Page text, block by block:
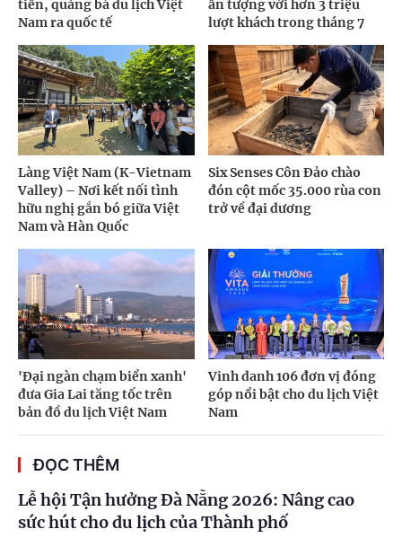
tiến, quảng bá du lịch Việt
Nam ra quốc tế
ấn tượng với hơn 3 triệu
lượt khách trong tháng 7
Làng Việt Nam (K-Vietnam
Valley) – Nơi kết nối tình
hữu nghị gắn bó giữa Việt
Nam và Hàn Quốc
Six Senses Côn Đảo chào
đón cột mốc 35.000 rùa con
trở về đại dương
'Đại ngàn chạm biển xanh'
đưa Gia Lai tăng tốc trên
bản đồ du lịch Việt Nam
Vinh danh 106 đơn vị đóng
góp nổi bật cho du lịch Việt
Nam
ĐỌC THÊM
Lễ hội Tận hưởng Đà Nẵng 2026: Nâng cao
sức hút cho du lịch của Thành phố